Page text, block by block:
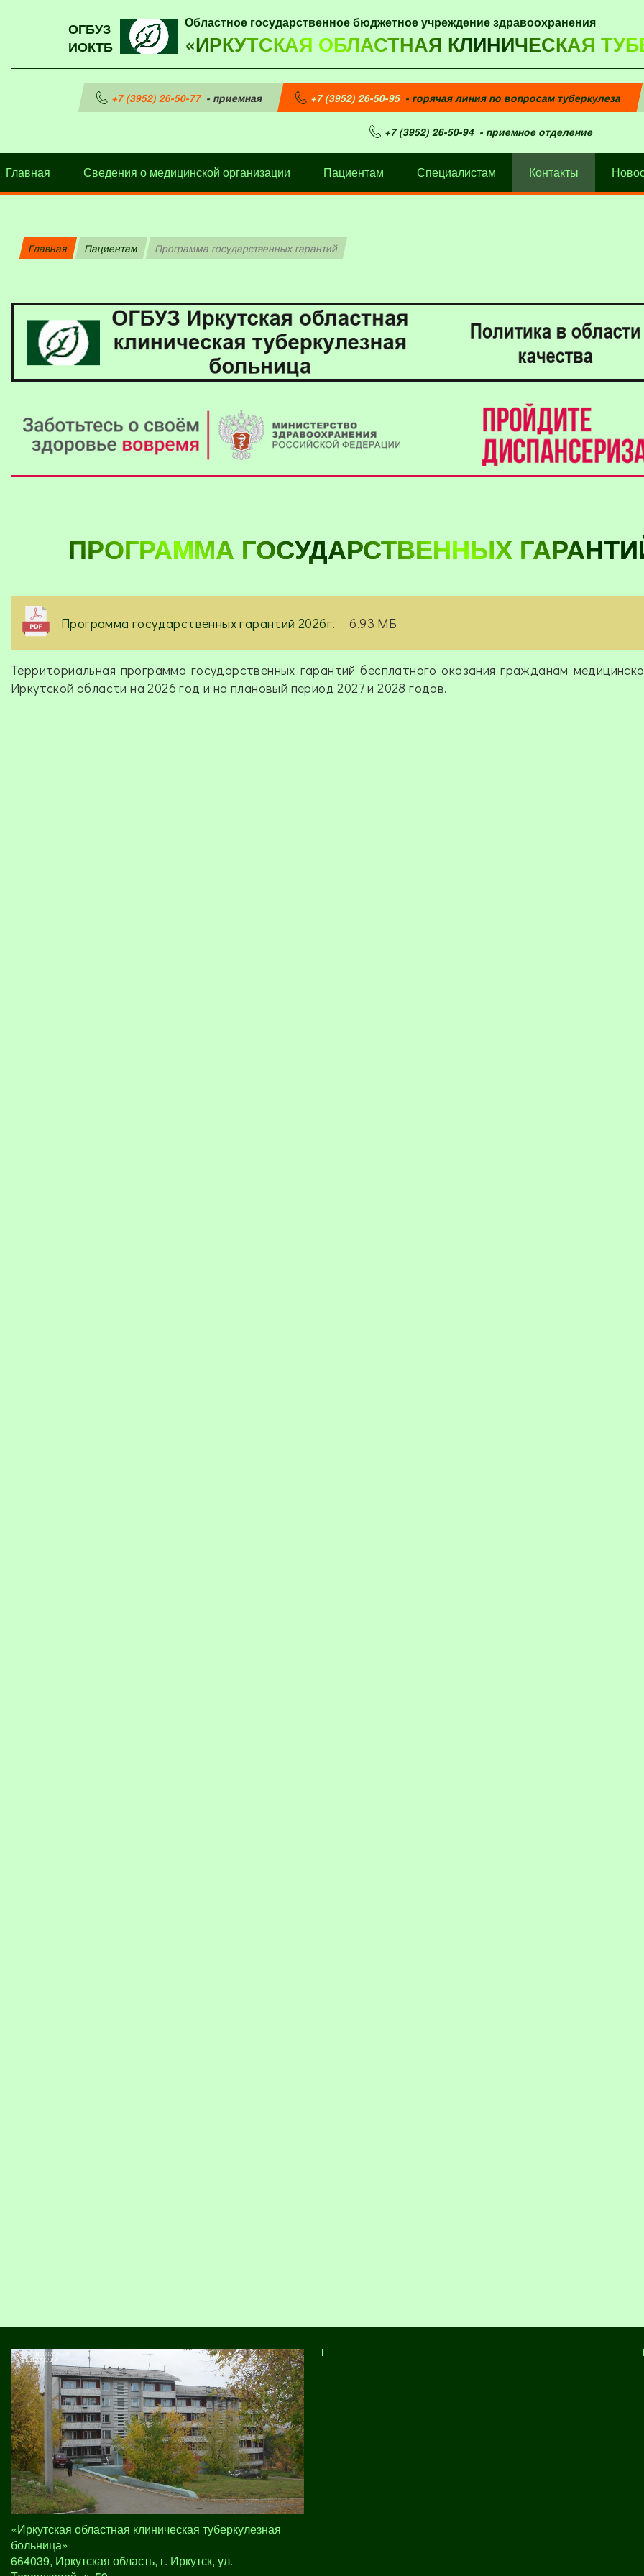
ОГБУЗ
ИОКТБ
Областное государственное бюджетное учреждение здравоохранения
«ИРКУТСКАЯ ОБЛАСТНАЯ КЛИНИЧЕСКАЯ
+7 (3952) 26-50-77- приемная +7 (3952) 26-50-95- горячая линия по вопросам туберкулеза
+7 (3952) 26-50-94- приемное отделение
Главная Сведения о медицинской организации Пациентам Специалистам Контакты
Главная Пациентам Программа государственных гарантий
ПРОГРАММА ГОСУДАРСТВЕННЫХ
Программа государственных гарантий 2026г. 6.93 МБ
Территориальная программа государственных гарантий бесплатного оказания гражданам
Иркутской области на 2026 год и на плановый период 2027 и 2028 годов.
«Иркутская областная клиническая туберкулезная
больница»
664039, Иркутская область, г. Иркутск, ул.